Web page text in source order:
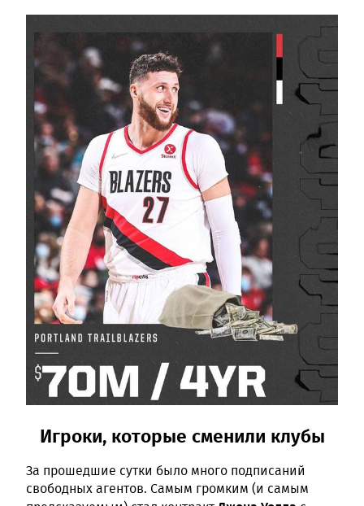
Игроки, которые сменили клубы
За прошедшие сутки было много подписаний
свободных агентов. Самым громким (и самым